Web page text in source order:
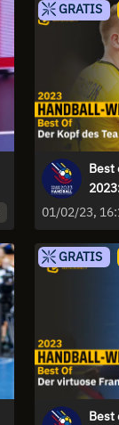
GRATIS
Best
01/02/23,
GRATIS
Best